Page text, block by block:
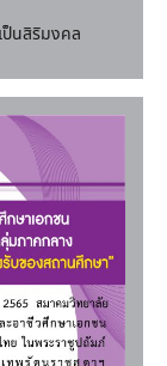
นสิริมงคล